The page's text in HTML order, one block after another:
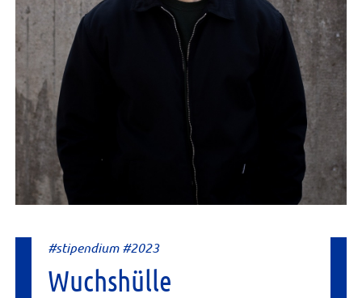
#stipendium #2023
Wuchshülle